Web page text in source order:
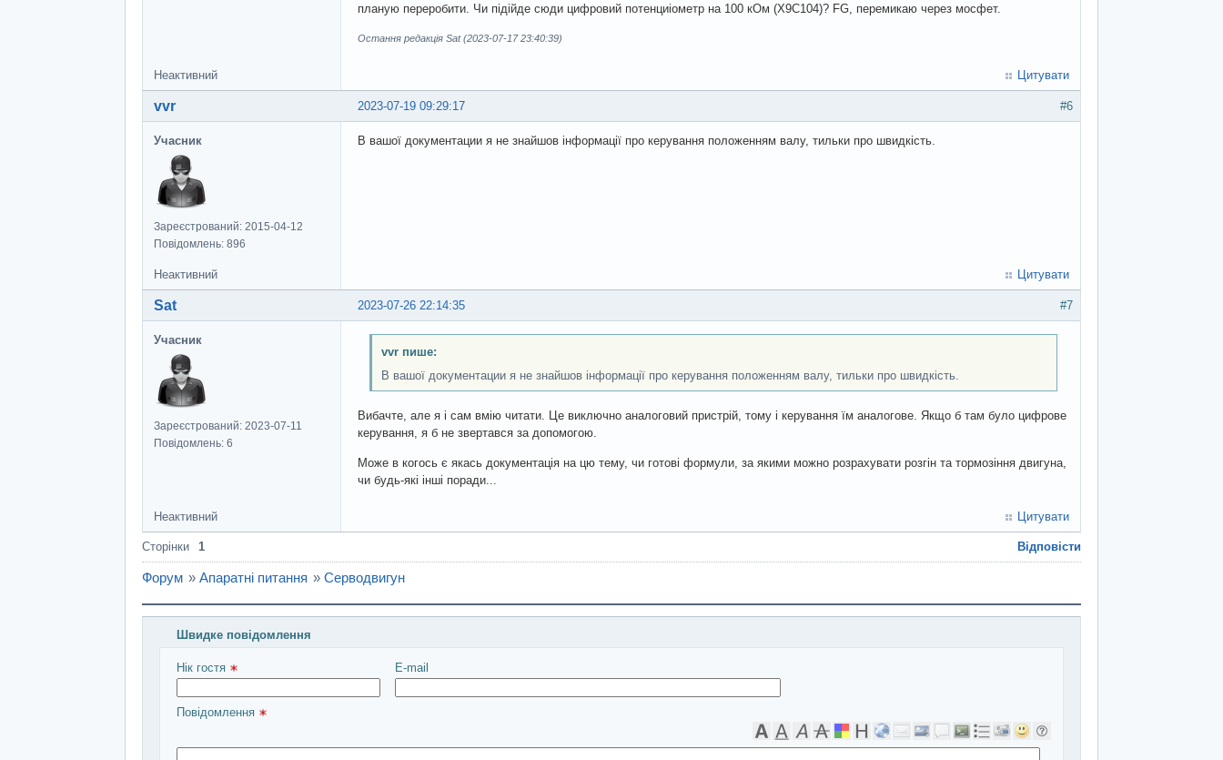
планую переробити. Чи підійде сюди цифровий потенциіометр на 100 кОм (X9C104)? FG, перемикаю через мосфет.
Остання редакція Sat (2023-07-17 23:40:39)
Неактивний Цитувати
#6
2023-07-19 09:29:17
vvr
Учасник
Зареєстрований: 2015-04-12
Повідомлень: 896
В вашої документации я не знайшов інформації про керування положенням валу, тильки про швидкість.
Неактивний Цитувати
#7
2023-07-26 22:14:35
Sat
Учасник
Зареєстрований: 2023-07-11
Повідомлень: 6
vvr пише:
В вашої документации я не знайшов інформації про керування положенням валу, тильки про швидкість.
Вибачте, але я і сам вмію читати. Це виключно аналоговий пристрій, тому і керування їм аналогове. Якщо б там було цифрове
керування, я б не звертався за допомогою.
Може в когось є якась документація на цю тему, чи готові формули, за якими можно розрахувати розгін та тормозіння двигуна,
чи будь-які інші поради...
Неактивний Цитувати
Сторінки 1 Відповісти
Форум » Апаратні питання » Серводвигун
Швидке повідомлення
Введіть повідомлення і натисніть Надіслати
Нік гостя E-mail
Повідомлення